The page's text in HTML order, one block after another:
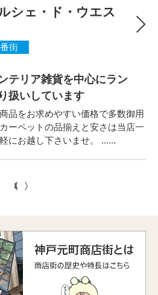
シェ・ド・ウエス
街
テリア雑貨を中心にラン
扱いしています
品をお求めやすい価格で多数御用
ーペットの品揃えと安さは当店一
にお越し下さいませ。 ......
1